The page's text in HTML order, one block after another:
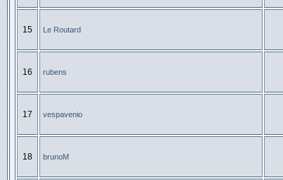
15 Le Routard
16 rubens
17 vespavenio
18 brunoM